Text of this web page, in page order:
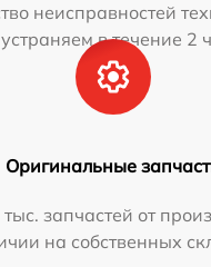
неисправностей
в течение 2
Оригинальные
запчастей от
на собственных